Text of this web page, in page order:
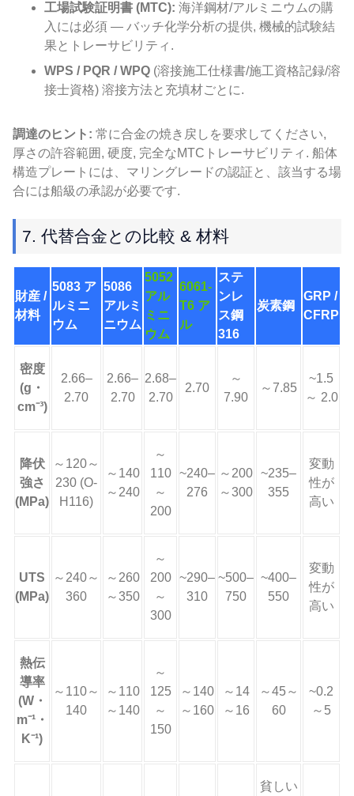
工場試験証明書 (MTC): 海洋鋼材/アルミニウムの購
入には必須 — バッチ化学分析の提供, 機械的試験結
果とトレーサビリティ.
WPS / PQR / WPQ (溶接施工仕様書/施工資格記録/溶
接士資格) 溶接方法と充填材ごとに.
調達のヒント: 常に合金の焼き戻しを要求してください,
厚さの許容範囲, 硬度, 完全なMTCトレーサビリティ. 船体
構造プレートには、マリングレードの認証と、該当する場
合には船級の承認が必要です.
7. 代替合金との比較 & 材料
財産 /
材料
5083 ア
ルミニ
ウム
5086
アルミ
ニウム
5052
アル
ミニ
ウム
6061-
T6 ア
ル
ステ
ンレ
ス鋼
316
炭素鋼
GRP /
CFRP
密度
(g・
cm⁻³)
2.66–
2.70
2.66–
2.70
2.68–
2.70
2.70
～
7.90
～7.85
~1.5
～ 2.0
降伏
強さ
(MPa)
～120～
230 (O-
H116)
～140
～240
～
110
～
200
~240–
276
～200
～300
~235–
355
変動
性が
高い
UTS
(MPa)
～240～
360
～260
～350
～
200
～
300
~290–
310
~500–
750
~400–
550
変動
性が
高い
熱伝
導率
(W・
m⁻¹・
K⁻¹)
～110～
140
～110
～140
～
125
～
150
～140
～160
～14
～16
～45～
60
~0.2
～5
貧しい